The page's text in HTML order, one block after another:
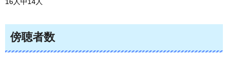
傍聴者数